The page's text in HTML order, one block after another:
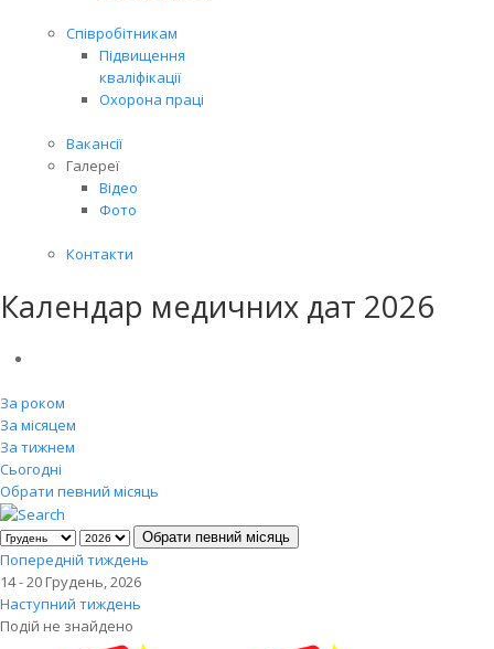
Співробітникам
Підвищення
кваліфікації
Охорона праці
Вакансії
Галереї
Відео
Фото
Контакти
Календар медичних дат 2026
За роком
За місяцем
За тижнем
Сьогодні
Обрати певний місяць
Обрати певний місяць
Попередній тиждень
14 - 20 Грудень, 2026
Наступний тиждень
Подій не знайдено